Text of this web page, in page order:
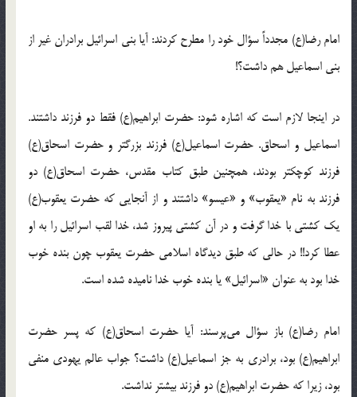
امام رضا(ع) مجدداً سؤال خود را مطرح کردند: آیا بنی اسرائیل برادران غیر از
بنی اسماعیل هم داشت؟!
در اینجا لازم است که اشاره شود: حضرت ابراهیم(ع) فقط دو فرزند داشتند.
اسماعیل و اسحاق. حضرت اسماعیل(ع) فرزند بزرگتر و حضرت اسحاق(ع)
فرزند کوچکتر بودند، همچنین طبق کتاب مقدس، حضرت اسحاق(ع) دو
فرزند به نام «یعقوب» و «عیسو» داشتند و از آنجایی که حضرت یعقوب(ع)
یک کشتی با خدا گرفت و در آن کشتی پیروز شد، خدا لقب اسرائیل را به او
عطا کرد!! در حالی که طبق دیدگاه اسلامی حضرت یعقوب چون بنده خوب
خدا بود به عنوان «اسرائیل» یا بنده خوب خدا نامیده شده است.
امام رضا(ع) باز سؤال می‌پرسند: آیا حضرت اسحاق(ع) که پسر حضرت
ابراهیم(ع) بود، برادری به جز اسماعیل(ع) داشت؟ جواب عالم یهودی منفی
بود، زیرا که حضرت ابراهیم(ع) دو فرزند بیشتر نداشت.